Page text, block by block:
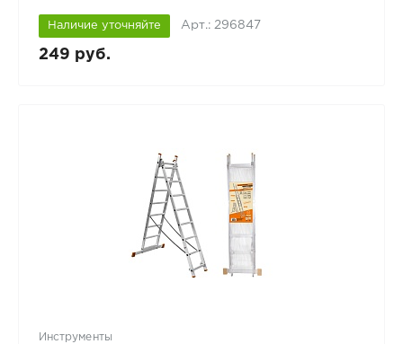
Наличие уточняйте Арт.: 296847
249 руб.
Инструменты